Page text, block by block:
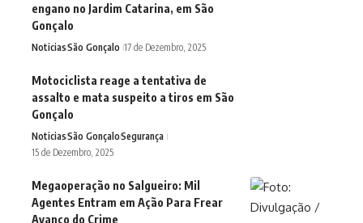
engano no Jardim Catarina, em São
Gonçalo
NoticiasSão Gonçalo 17 de Dezembro, 2025
Motociclista reage a tentativa de
assalto e mata suspeito a tiros em São
Gonçalo
NoticiasSão GonçaloSegurança
15 de Dezembro, 2025
Megaoperação no Salgueiro: Mil
Agentes Entram em Ação Para Frear
Avanço do Crime